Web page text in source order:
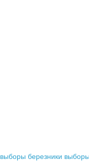
выборы березники